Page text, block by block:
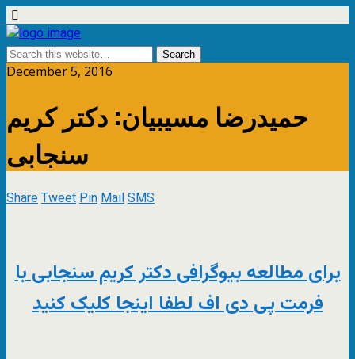
December 5, 2016
حمیدرضا مسیبیان: دکتر کریم
سنجابی
ShareTweetPinMailSMS
برای مطالعه بیوگرافی دکتر کریم سنجابی با
فرمت پی دی اف لطفا اینجا کلیک کنید